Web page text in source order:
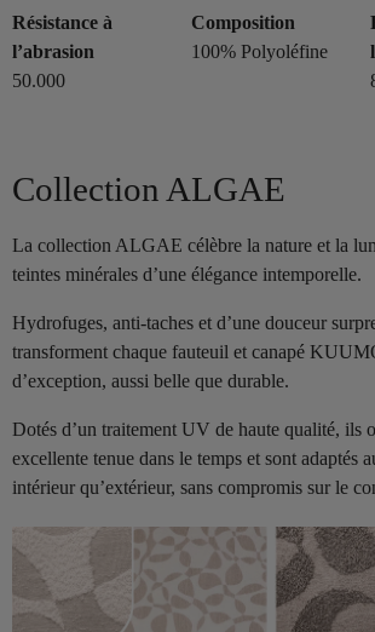
Résistance à
l’abrasion
50.000
Composition
100% Polyoléfine
Collection ALGAE
La collection ALGAE célèbre la nature et la
teintes minérales d’une élégance intemporelle.
Hydrofuges, anti-taches et d’une douceur
transforment chaque fauteuil et canapé
d’exception, aussi belle que durable.
Dotés d’un traitement UV de haute qualité, ils
excellente tenue dans le temps et sont adaptés
intérieur qu’extérieur, sans compromis sur le